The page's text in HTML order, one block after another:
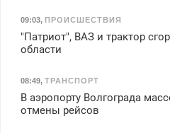
09:03, ПРОИСШЕСТВИЯ
"Патриот", ВАЗ и трактор
области
08:49, ТРАНСПОРТ
В аэропорту Волгограда
отмены рейсов